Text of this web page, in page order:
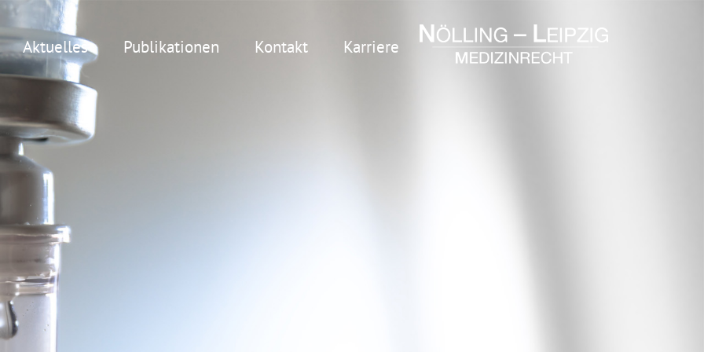
Aktuelles Publikationen Kontakt Karriere